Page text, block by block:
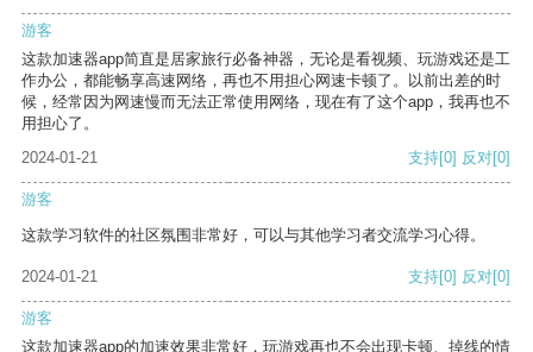
游客
这款加速器app简直是居家旅行必备神器，无论是看视频、玩游戏还是工
作办公，都能畅享高速网络，再也不用担心网速卡顿了。以前出差的时
候，经常因为网速慢而无法正常使用网络，现在有了这个app，我再也不
用担心了。
2024-01-21
支持[0] 反对[0]
游客
这款学习软件的社区氛围非常好，可以与其他学习者交流学习心得。
2024-01-21 支持[0] 反对[0]
游客
这款加速器app的加速效果非常好，玩游戏再也不会出现卡顿、掉线的情